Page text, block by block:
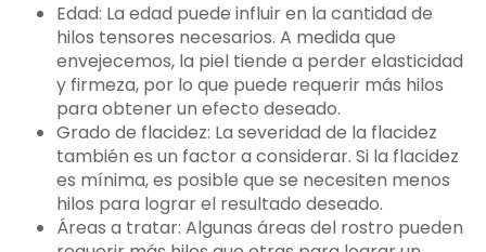
Edad: La edad puede influir en la cantidad de
hilos tensores necesarios. A medida que
envejecemos, la piel tiende a perder elasticidad
y firmeza, por lo que puede requerir más hilos
para obtener un efecto deseado.
Grado de flacidez: La severidad de la flacidez
también es un factor a considerar. Si la flacidez
es mínima, es posible que se necesiten menos
hilos para lograr el resultado deseado.
Áreas a tratar: Algunas áreas del rostro pueden